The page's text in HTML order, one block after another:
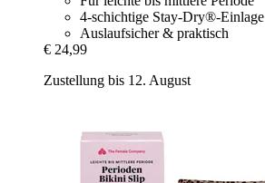
4-schichtige Stay-Dry®-Einlage
Auslaufsicher & praktisch
€ 24,99
Zustellung bis 12. August